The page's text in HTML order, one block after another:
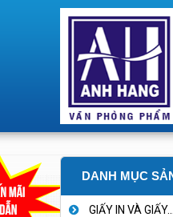
DANH MỤC
GIẤY IN VÀ GIẤY...